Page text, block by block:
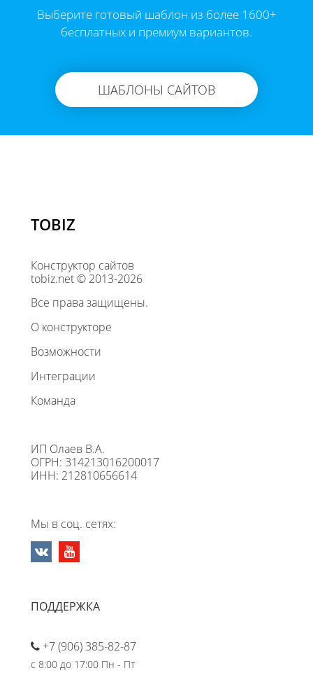
Выберите готовый шаблон из более 1600+
бесплатных и премиум вариантов.
ШАБЛОНЫ САЙТОВ
TOBIZ
Конструктор сайтов
tobiz.net © 2013-2026
Все права защищены.
О конструкторе
Возможности
Интеграции
Команда
ИП Олаев В.А.
ОГРН: 314213016200017
ИНН: 212810656614
Мы в соц. сетях:
ПОДДЕРЖКА
+7 (906) 385-82-87
с 8:00 до 17:00 Пн - Пт